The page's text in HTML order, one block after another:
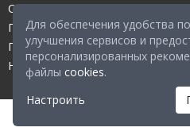
Для обеспечения удобства
улучшения сервисов и
персонализированных
файлы cookies.
Настроить
Служба поддержки
Прейскурант
Правовые документы
Настройка файлов cookies